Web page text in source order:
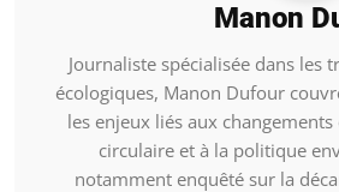
Manon
Journaliste spécialisée dans les
écologiques, Manon Dufour
les enjeux liés aux
circulaire et à la politique
notamment enquêté sur la